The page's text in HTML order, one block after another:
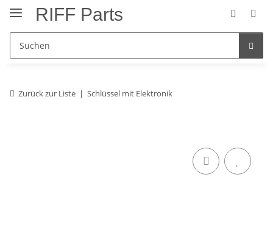
RIFF Parts
Zurück zur Liste Schlüssel mit Elektronik